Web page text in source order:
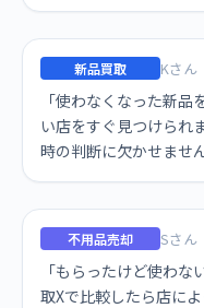
新品買取 Kさん
「使わなくなった新
い店をすぐ見つけられ
時の判断に欠かせませ
不用品売却 Sさん
「もらったけど使わ
取Xで比較したら店に